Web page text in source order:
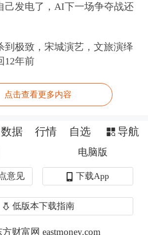
，供给侧结构性改革，还
任，使改革措施落地生
空转”、“文件不落地”等
。
经济不会出现系统性风险
不良贷款率小幅上升不会
己发电了，AI下一场争夺战还
到极致，宋城演艺，文旅演绎
12年前
点击查看更多内容
数据 行情 自选 导航
电脑版
意见 下载App
低版本下载指南
财富网 eastmoney.com